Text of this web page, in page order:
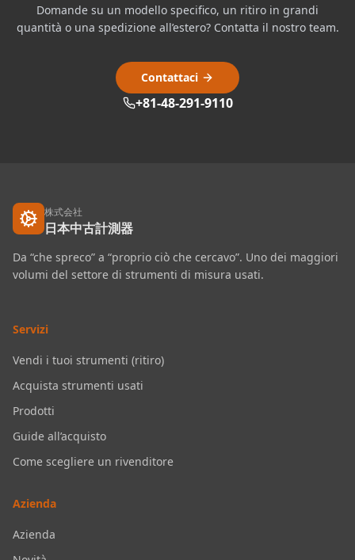
Domande su un modello specifico, un ritiro in grandi
quantità o una spedizione all’estero? Contatta il nostro team.
Contattaci
+81-48-291-9110
株式会社
日本中古計測器
Da “che spreco” a “proprio ciò che cercavo”. Uno dei maggiori
volumi del settore di strumenti di misura usati.
Servizi
Vendi i tuoi strumenti (ritiro)
Acquista strumenti usati
Prodotti
Guide all’acquisto
Come scegliere un rivenditore
Azienda
Azienda